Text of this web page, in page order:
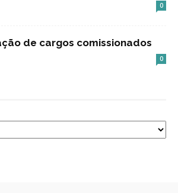
0
de cargos comissionados
0